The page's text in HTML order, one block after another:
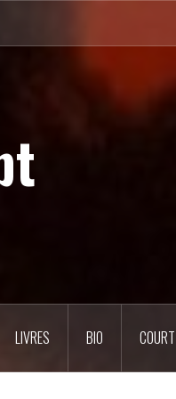
LIVRES BIO COURT